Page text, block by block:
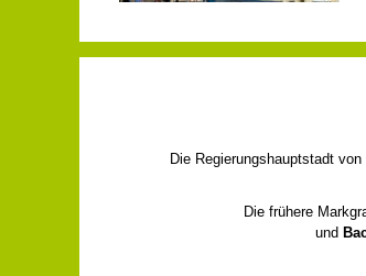
Die Regierungshauptstadt
Die frühere
und